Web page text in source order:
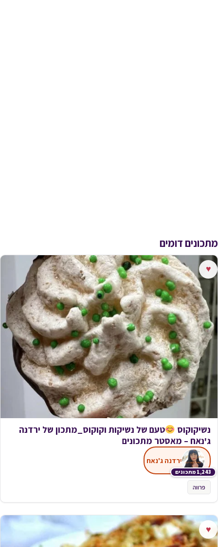
מתכונים דומים
♥
נשיקוקוס
טעם של נשיקות וקוקוס_מתכון של ירדנה
ג'נאח – מאסטר מתכונים
1,243 מתכונים
ירדנה ג'נאח
פרווה
♥